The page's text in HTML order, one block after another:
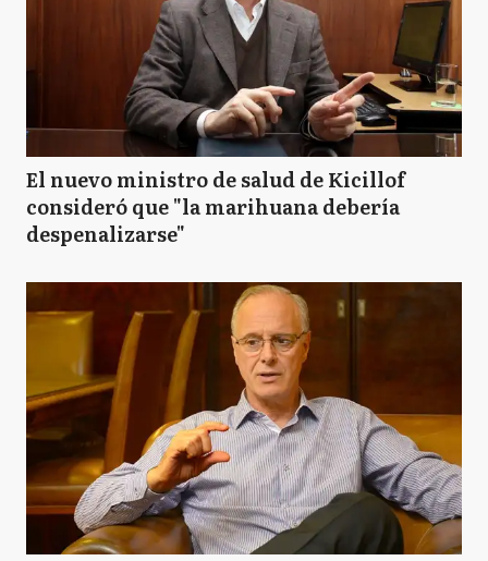
El nuevo ministro de salud de Kicillof
consideró que "la marihuana debería
despenalizarse"